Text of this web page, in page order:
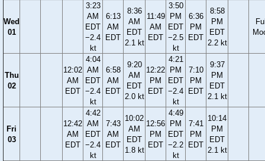
Wed
01
3:23
AM
EDT
−2.4
kt
6:13
AM
EDT
8:36
AM
EDT
2.1 kt
11:49
AM
EDT
3:50
PM
EDT
−2.5
kt
6:36
PM
EDT
8:58
PM
EDT
2.2 kt
Thu
02
12:02
AM
EDT
4:04
AM
EDT
−2.4
kt
6:58
AM
EDT
9:20
AM
EDT
2.0 kt
12:22
PM
EDT
4:21
PM
EDT
−2.4
kt
7:10
PM
EDT
9:37
PM
EDT
2.1 kt
Fri
03
12:42
AM
EDT
4:42
AM
EDT
−2.4
kt
7:43
AM
EDT
10:02
AM
EDT
1.8 kt
12:56
PM
EDT
4:49
PM
EDT
−2.2
kt
7:41
PM
EDT
10:14
PM
EDT
2.1 kt